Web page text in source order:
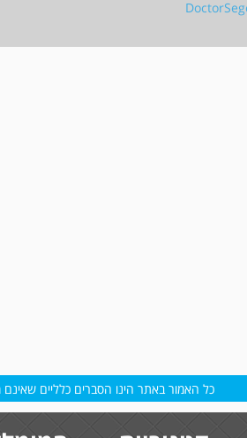
כל האמור באתר הינו הסברים כלליים שאינם